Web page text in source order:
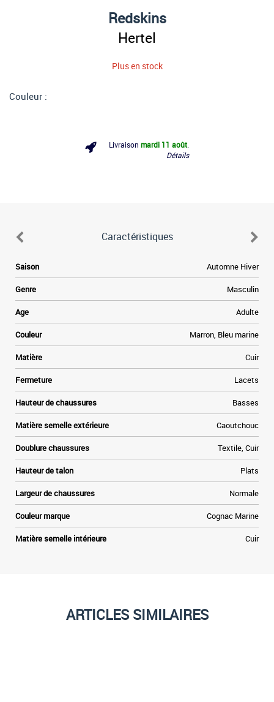
Redskins
Hertel
Plus en stock
Couleur :
Livraison mardi 11 août
Détails
Caractéristiques
Saison Automne Hiver
Genre Masculin
Age Adulte
Couleur Marron, Bleu marine
Matière Cuir
Fermeture Lacets
Hauteur de chaussures Basses
Matière semelle extérieure Caoutchouc
Doublure chaussures Textile, Cuir
Hauteur de talon Plats
Largeur de chaussures Normale
Couleur marque Cognac Marine
Matière semelle intérieure Cuir
ARTICLES SIMILAIRES